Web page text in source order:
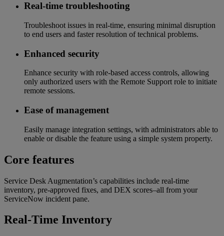
Real-time troubleshooting
Troubleshoot issues in real-time, ensuring minimal disruption
to end users and faster resolution of technical problems.
Enhanced security
Enhance security with role-based access controls, allowing
only authorized users with the Remote Support role to initiate
remote sessions.
Ease of management
Easily manage integration settings, with administrators able to
enable or disable the feature using a simple system property.
Core features
Service Desk Augmentation’s capabilities include real-time
inventory, pre-approved fixes, and DEX scores–all from your
ServiceNow incident pane.
Real-Time Inventory